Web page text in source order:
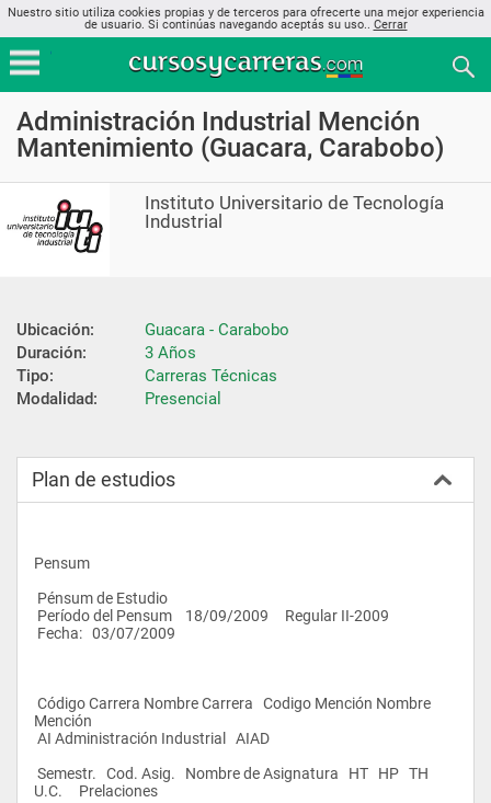
Nuestro sitio utiliza cookies propias y de terceros para ofrecerte una mejor experiencia
de usuario. Si continúas navegando aceptás su uso.. Cerrar
Administración Industrial Mención
Mantenimiento (Guacara, Carabobo)
Instituto Universitario de Tecnología
Industrial
Ubicación:
Guacara - Carabobo
Duración:
3 Años
Tipo:
Carreras Técnicas
Modalidad:
Presencial
Plan de estudios
Pensum
Pénsum de Estudio
Período del Pensum    18/09/2009     Regular II-2009
Fecha:   03/07/2009
Mención
AI Administración Industrial   AIAD
U.C.     Prelaciones